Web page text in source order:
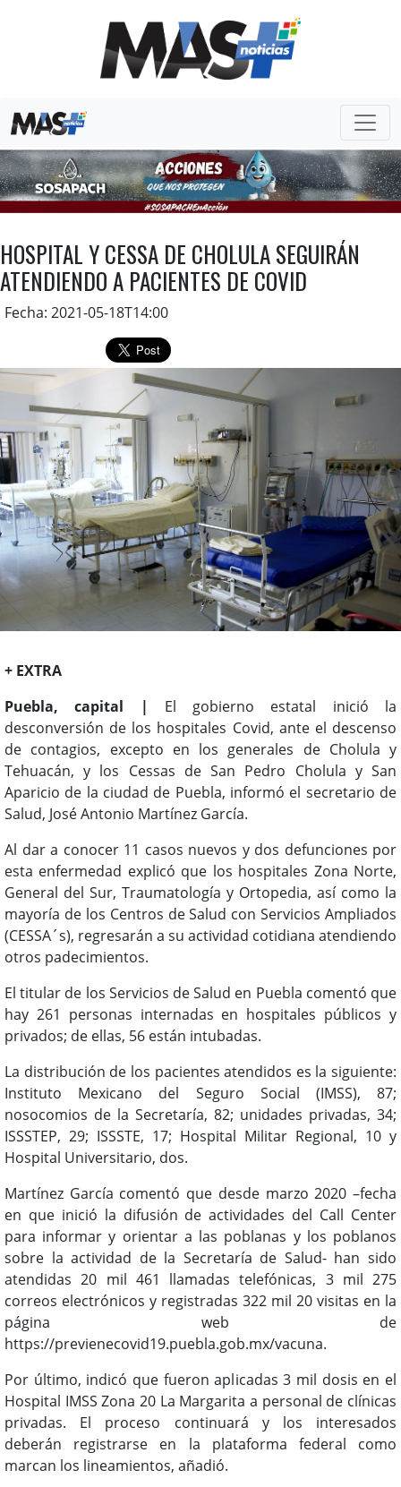
HOSPITAL Y CESSA DE CHOLULA SEGUIRÁN
ATENDIENDO A PACIENTES DE COVID
Fecha: 2021-05-18T14:00
+ EXTRA
Puebla, capital |
El gobierno estatal inició la
desconversión de los hospitales Covid, ante el descenso
de contagios, excepto en los generales de Cholula y
Tehuacán, y los Cessas de San Pedro Cholula y San
Aparicio de la ciudad de Puebla, informó el secretario de
Salud, José Antonio Martínez García.
Al dar a conocer 11 casos nuevos y dos defunciones por
esta enfermedad explicó que los hospitales Zona Norte,
General del Sur, Traumatología y Ortopedia, así como la
mayoría de los Centros de Salud con Servicios Ampliados
(CESSA´s), regresarán a su actividad cotidiana atendiendo
otros padecimientos.
El titular de los Servicios de Salud en Puebla comentó que
hay 261 personas internadas en hospitales públicos y
privados; de ellas, 56 están intubadas.
La distribución de los pacientes atendidos es la siguiente:
Instituto Mexicano del Seguro Social (IMSS), 87;
nosocomios de la Secretaría, 82; unidades privadas, 34;
ISSSTEP, 29; ISSSTE, 17; Hospital Militar Regional, 10 y
Hospital Universitario, dos.
Martínez García comentó que desde marzo 2020 –fecha
en que inició la difusión de actividades del Call Center
para informar y orientar a las poblanas y los poblanos
sobre la actividad de la Secretaría de Salud- han sido
atendidas 20 mil 461 llamadas telefónicas, 3 mil 275
correos electrónicos y registradas 322 mil 20 visitas en la
página web de
https://previenecovid19.puebla.gob.mx/vacuna.
Por último, indicó que fueron aplicadas 3 mil dosis en el
Hospital IMSS Zona 20 La Margarita a personal de clínicas
privadas. El proceso continuará y los interesados
deberán registrarse en la plataforma federal como
marcan los lineamientos, añadió.